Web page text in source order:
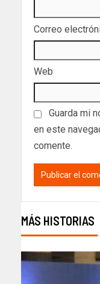
Correo
Web
Guarda mi
en este
comente.
MÁS HISTORIAS